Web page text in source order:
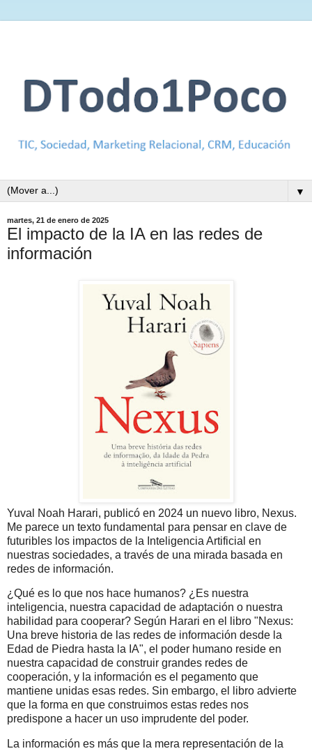
▼
martes, 21 de enero de 2025
El impacto de la IA en las redes de
información
Yuval Noah Harari, publicó en 2024 un nuevo libro, Nexus.
Me parece un texto fundamental para pensar en clave de
futuribles los impactos de la Inteligencia Artificial en
nuestras sociedades, a través de una mirada basada en
redes de información.
¿Qué es lo que nos hace humanos? ¿Es nuestra
inteligencia, nuestra capacidad de adaptación o nuestra
habilidad para cooperar? Según Harari en el libro "Nexus:
Una breve historia de las redes de información desde la
Edad de Piedra hasta la IA", el poder humano reside en
nuestra capacidad de construir grandes redes de
cooperación, y la información es el pegamento que
mantiene unidas esas redes. Sin embargo, el libro advierte
que la forma en que construimos estas redes nos
predispone a hacer un uso imprudente del poder.
La información es más que la mera representación de la